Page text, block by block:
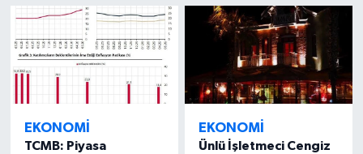
EKONOMI
TCMB: Piyasa
EKONOMI
Ünlü İşletmeci Cengiz
Sağlık
Son Dakika
Yerel